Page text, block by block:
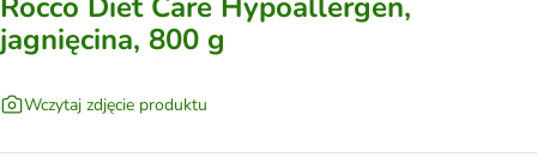
jagnięcina, 800 g
Wczytaj zdjęcie produktu